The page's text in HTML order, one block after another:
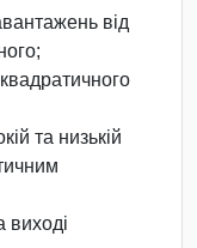
від
та низькій
виході